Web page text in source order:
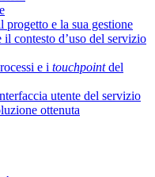
progetto e la sua gestione
contesto d’uso del servizio
e i touchpointdel
utente del servizio
ottenuta